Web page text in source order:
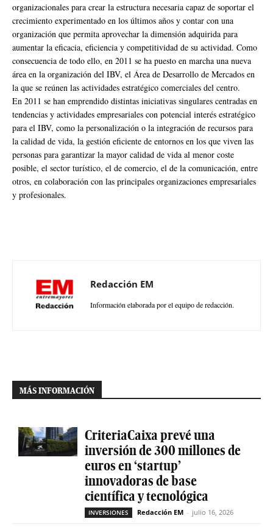
organizacionales para crear la estructura necesaria capaz de soportar el
crecimiento experimentado en los últimos años y contar con una
organización que permita aprovechar la dimensión adquirida para
aumentar la eficacia, eficiencia y competitividad de su actividad. Como
consecuencia de todo ello, en 2011 se ha puesto en marcha una nueva
área en la organización del IBV, el Área de Desarrollo de Mercados en
la que se reúnen las actividades estratégico comerciales del centro.
En 2011 se han emprendido distintas iniciativas singulares centradas en
tendencias y actividades empresariales con potencial interés estratégico
para el IBV, como la personalización o la integración de recursos para
la calidad de vida, la gestión eficiente de entornos en los que viven las
personas para garantizar la mayor calidad de vida al menor coste
posible, el sector turístico, el de comercio, el de la comunicación, entre
otros, en colaboración con las principales organizaciones empresariales
y profesionales.
Redacción EM
Información elaborada por el equipo de redacción.
MÁS INFORMACIÓN
CriteriaCaixa prevé una
inversión de 300 millones de
euros en ‘startup’
innovadoras de base
científica y tecnológica
INVERSIONES Redacción EM - julio 16, 2026